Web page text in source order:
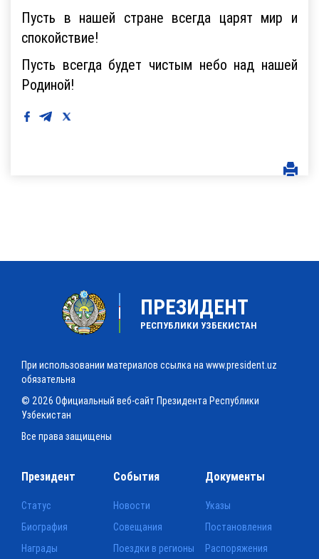
Пусть в нашей стране всегда царят мир и
спокойствие!
Пусть всегда будет чистым небо над нашей
Родиной!
ПРЕЗИДЕНТ
РЕСПУБЛИКИ УЗБЕКИСТАН
При использовании материалов ссылка на www.president.uz
обязательна
© 2026 Официальный веб-сайт Президента Республики
Узбекистан
Все права защищены
Президент
Статус
Биография
Награды
События
Новости
Совещания
Поездки в регионы
Документы
Указы
Постановления
Распоряжения